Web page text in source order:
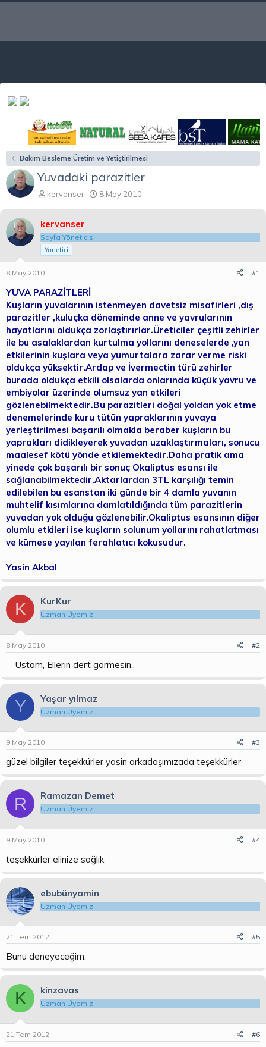
Bakım Besleme Üretim ve Yetiştirilmesi
Yuvadaki parazitler
K
b
u
y
u
a
ş
a
t
a
n
kervanser
B
ç
r
i
h
i
8 May 2010
kervanser
Sayfa Yöneticisi
Yönetici
8 May 2010 #1
YUVA PARAZİTLERİ
Kuşların yuvalarının istenmeyen davetsiz misafirleri ,dış
parazitler ,kuluçka döneminde anne ve yavrularının
hayatlarını oldukça zorlaştırırlar.Üreticiler çeşitli zehirler
ile bu asalaklardan kurtulma yollarını deneselerde ,yan
etkilerinin kuşlara veya yumurtalara zarar verme riski
oldukça yüksektir.Ardap ve İvermectin türü zehirler
burada oldukça etkili olsalarda onlarında küçük yavru ve
embiyolar üzerinde olumsuz yan etkileri
gözlenebilmektedir.Bu parazitleri doğal yoldan yok etme
denemelerinde kuru tütün yapraklarının yuvaya
yerleştirilmesi başarılı olmakla beraber kuşların bu
yaprakları didikleyerek yuvadan uzaklaştırmaları, sonucu
maalesef kötü yönde etkilemektedir.Daha pratik ama
yinede çok başarılı bir sonuç Okaliptus esansı ile
sağlanabilmektedir.Aktarlardan 3TL karşılığı temin
edilebilen bu esanstan iki günde bir 4 damla yuvanın
muhtelif kısımlarına damlatıldığında tüm parazitlerin
yuvadan yok olduğu gözlenebilir.Okaliptus esansının diğer
olumlu etkileri ise kuşların solunum yollarını rahatlatması
ve kümese yayılan ferahlatıcı kokusudur.
Yasin Akbal
K KurKur
Uzman Üyemiz
8 May 2010 #2
Ustam, Ellerin dert görmesin..
Y Yaşar yılmaz
Uzman Üyemiz
9 May 2010 #3
güzel bilgiler teşekkürler yasin arkadaşımızada teşekkürler
R Ramazan Demet
Uzman Üyemiz
9 May 2010 #4
teşekkürler elinize sağlık
ebubünyamin
Uzman Üyemiz
21 Tem 2012 #5
Bunu deneyeceğim.
K kinzavas
Uzman Üyemiz
21 Tem 2012 #6